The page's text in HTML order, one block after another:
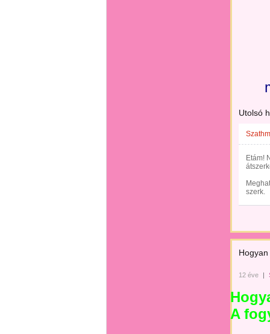
Utolsó
Etám!
szerk.
12 éve |
A